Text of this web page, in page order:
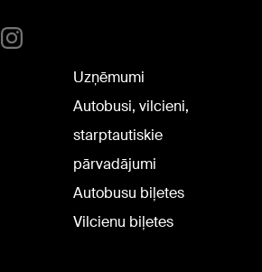
Uzņēmumi
Autobusi, vilcieni,
starptautiskie
pārvadājumi
Autobusu biļetes
Vilcienu biļetes